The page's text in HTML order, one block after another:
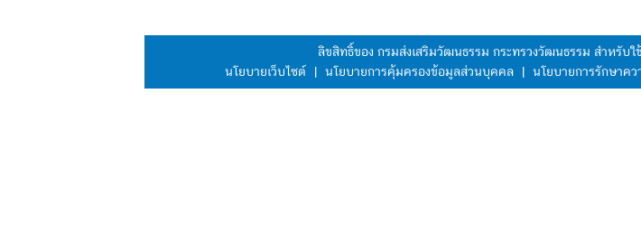
ลิขสิทธิ์ของ กรมส่งเสริมวัฒนธรรม กระทรวงวัฒนธรรม สำหรับ
นโยบายเว็บไซต์
| นโยบายการคุ้มครองข้อมูลส่วนบุคคล | นโยบายการรักษาค